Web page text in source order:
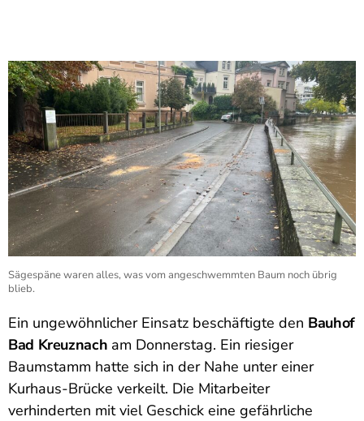
Sägespäne waren alles, was vom angeschwemmten Baum noch übrig
blieb.
Ein ungewöhnlicher Einsatz beschäftigte den Bauhof
Bad Kreuznach am Donnerstag. Ein riesiger
Baumstamm hatte sich in der Nahe unter einer
Kurhaus-Brücke verkeilt. Die Mitarbeiter
verhinderten mit viel Geschick eine gefährliche